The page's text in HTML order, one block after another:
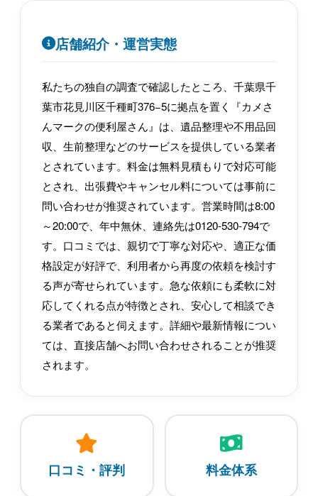
店舗紹介・運営実態
私たちの独自の調査で確認したところ、千葉県千
葉市花見川区千種町376−5に拠点を置く『カメさ
んマークの便利屋さん』は、遺品整理や不用品回
収、生前整理などのサービスを提供している業者
とされています。料金は無料見積もりで対応可能
とされ、出張費やキャンセル料については事前に
問い合わせが推奨されています。営業時間は8:00
～20:00で、年中無休、連絡先は0120-530-794で
す。口コミでは、親切で丁寧な対応や、適正な価
格設定が好評で、利用者から再度の依頼を検討す
る声が寄せられています。急な依頼にも柔軟に対
応してくれる点が特徴とされ、安心して相談でき
る業者であると伺えます。詳細や最新情報につい
ては、直接店舗へお問い合わせされることが推奨
されます。
口コミ・評判 料金体系